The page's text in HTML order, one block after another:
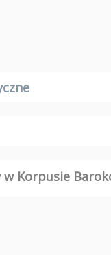
Korpusie